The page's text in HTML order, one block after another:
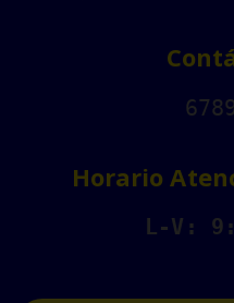
Horario
L-V: